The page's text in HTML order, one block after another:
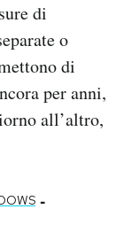
di
o
di
per anni,
all’altro,
-